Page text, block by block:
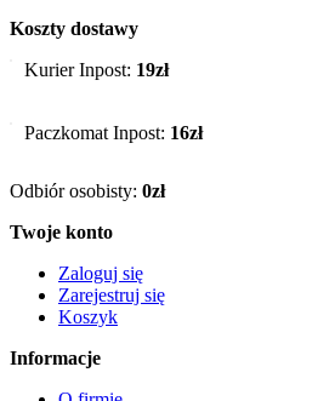
Koszty dostawy
Kurier Inpost: 19zł
Paczkomat Inpost: 16zł
Odbiór osobisty: 0zł
Twoje konto
Zaloguj się
Zarejestruj się
Koszyk
Informacje